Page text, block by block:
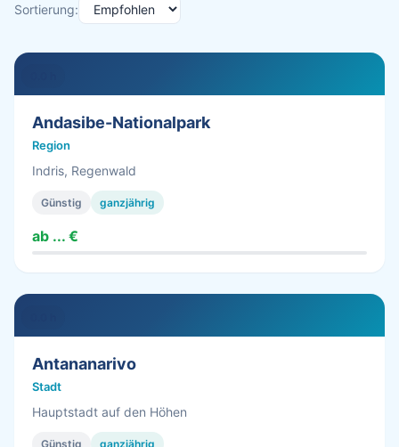
Sortierung:
Andasibe-Nationalpark
Region
Indris, Regenwald
Günstig ganzjährig
ab ... €
Antananarivo
Stadt
Hauptstadt auf den Höhen
Günstig ganzjährig